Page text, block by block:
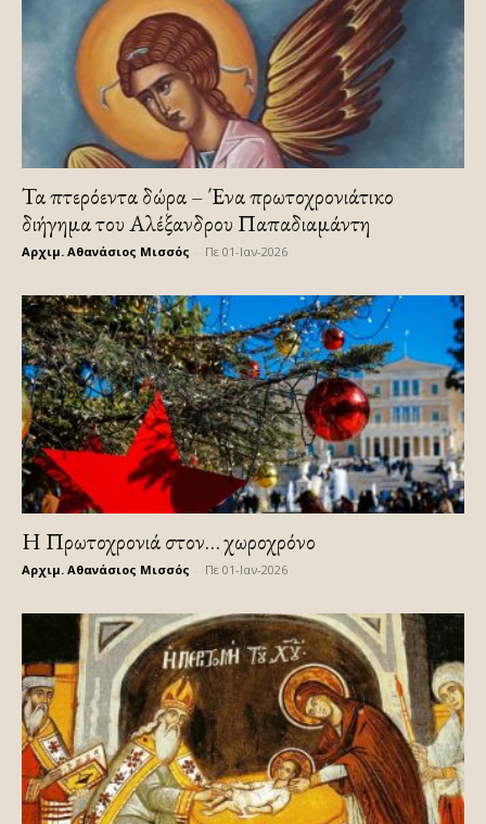
Τα πτερόεντα δώρα – Ένα πρωτοχρονιάτικο
διήγημα του Αλέξανδρου Παπαδιαμάντη
Αρχιμ. Αθανάσιος Μισσός Πε 01-Ιαν-2026
Η Πρωτοχρονιά στον… χωροχρόνο
Αρχιμ. Αθανάσιος Μισσός Πε 01-Ιαν-2026